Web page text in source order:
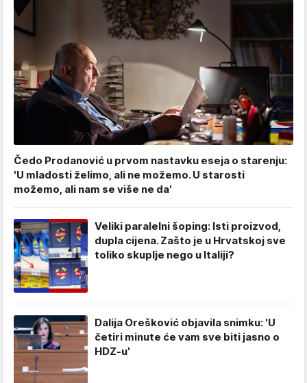
Čedo Prodanović u prvom nastavku eseja o starenju:
'U mladosti želimo, ali ne možemo. U starosti
možemo, ali nam se više ne da'
Veliki paralelni šoping: Isti proizvod,
dupla cijena. Zašto je u Hrvatskoj sve
toliko skuplje nego u Italiji?
Dalija Orešković objavila snimku: 'U
četiri minute će vam sve biti jasno o
HDZ-u'